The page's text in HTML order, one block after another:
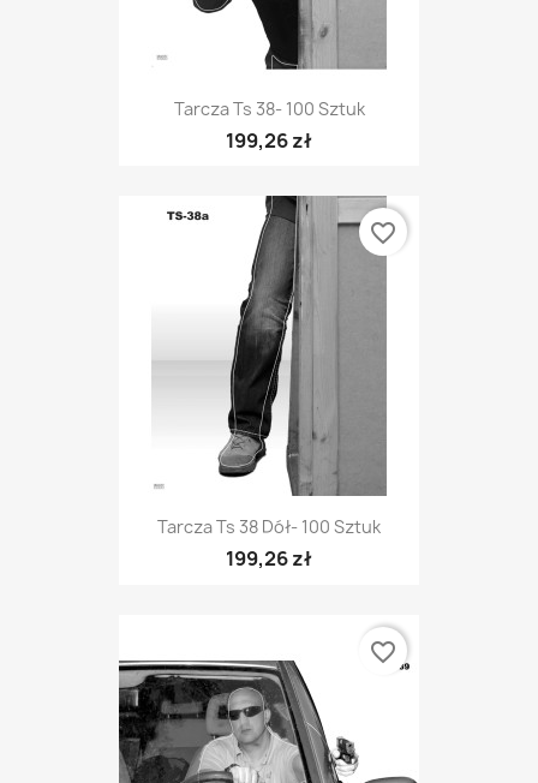
Tarcza Ts 38- 100 Sztuk
199,26 zł
Tarcza Ts 38 Dół- 100 Sztuk
199,26 zł
favorite_border
favorite_border